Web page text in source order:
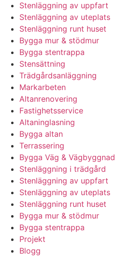
Stenläggning av uppfart
Stenläggning av uteplats
Stenläggning runt huset
Bygga mur & stödmur
Bygga stentrappa
Stensättning
Trädgårdsanläggning
Markarbeten
Altanrenovering
Fastighetsservice
Altaninglasning
Bygga altan
Terrassering
Bygga Väg & Vägbyggnad
Stenläggning i trädgård
Stenläggning av uppfart
Stenläggning av uteplats
Stenläggning runt huset
Bygga mur & stödmur
Bygga stentrappa
Projekt
Blogg